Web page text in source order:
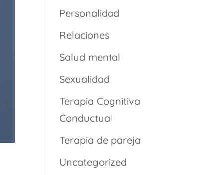
Personalidad
Relaciones
Salud mental
Sexualidad
Terapia Cognitiva
Conductual
Terapia de pareja
Uncategorized